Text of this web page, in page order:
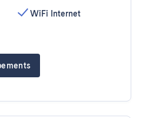
WiFi Internet